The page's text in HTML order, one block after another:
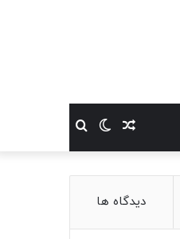
جستجو
برای
تغییر
پوسته
نوشته
تصادفی
دیدگاه ها